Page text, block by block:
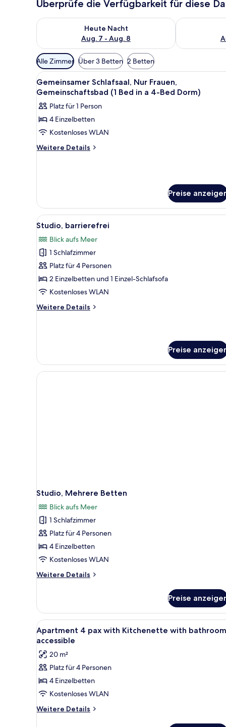
Überprüfe die Verfügbarkeit für diese
Heute Nacht
Aug. 7 - Aug. 8
Überprüfe die Verfügbarkeit für heute Nacht, Aug. 7
Überprüfe
Verfügbare
Filter
für
Zimmer
Alle Zimmer Über 3 Betten 2 Betten
Alle
Fotos
für
Gemeinsamer
Schlafsaal,
Nur
Frauen,
a
4-
Bed
Dorm)
anzeigen
Ein modernes Badezimmer
5
Gemeinsamer Schlafsaal, Nur Frauen,
Gemeinschaftsbad (1 Bed in a 4-Bed Dorm)
Platz für 1 Person
4 Einzelbetten
Kostenloses WLAN
Weitere Details
Weitere
Frauen,
Gemeinschaftsbad
(1
Bed
in
a
4-
Bed
Dorm)
Preise
Alle
Fotos
für
Studio,
barrierefrei
anzeigen
Ein Hotelzimmer mit Bad,
3
Studio, barrierefrei
Blick aufs Meer
1 Schlafzimmer
Platz für 4 Personen
2 Einzelbetten und 1 Einzel-Schlafsofa
Kostenloses WLAN
Weitere Details
Weitere
Preise
Studio, Mehrere Betten
Blick aufs Meer
1 Schlafzimmer
Platz für 4 Personen
4 Einzelbetten
Kostenloses WLAN
Weitere Details
Weitere
Mehrere
Betten
Preise
Alle
Fotos
für
Apartment
4
pax
with
Kitchenette
Ein modernes Hotelzimmer
8
Apartment 4 pax with Kitchenette with
accessible
20 m²
Platz für 4 Personen
4 Einzelbetten
Kostenloses WLAN
Weitere Details
Weitere